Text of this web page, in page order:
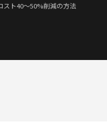
スト40〜50%削減の方法